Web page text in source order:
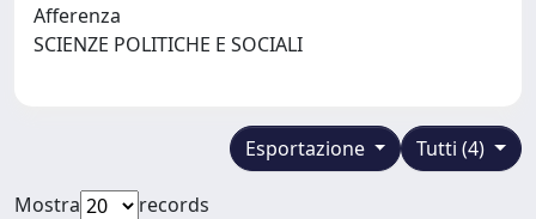
Afferenza
SCIENZE POLITICHE E SOCIALI
Tutti (4)
Esportazione
Mostra
records